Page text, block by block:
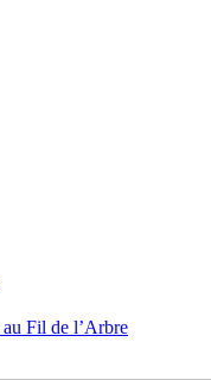
Fil de l’Arbre